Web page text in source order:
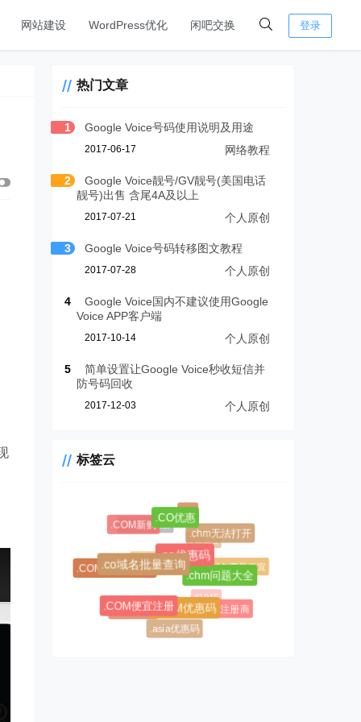
网站建设 WordPress优化 闲吧交换 登录
热门文章
1 Google Voice号码使用说明及用途
2017-06-17 网络教程
2
Google Voice靓号/GV靓号(美国电话
靓号)出售 含尾4A及以上
2017-07-21 个人原创
3 Google Voice号码转移图文教程
2017-07-28 个人原创
4
Google Voice国内不建议使用Google
Voice APP客户端
2017-10-14 个人原创
5
简单设置让Google Voice秒收短信并
防号码回收
2017-12-03 个人原创
标签云
#1045
#1146
$0.99超级优惠码
.AL域名
.AL域名哪里便宜
.AL域名注册商
.asia优惠码
.CC优惠码
.CC域名
.CC域名注册
.CF
.chm无法打开
.chm问题大全
.COM优惠码
.COM便宜注册
.COM域名优惠码
.COM新购.CO优惠
.co优惠码
.co域名批量查询